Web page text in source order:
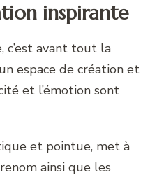
inspirante
c’est avant tout la
espace de création et
et l’émotion sont
et pointue, met à
ainsi que les